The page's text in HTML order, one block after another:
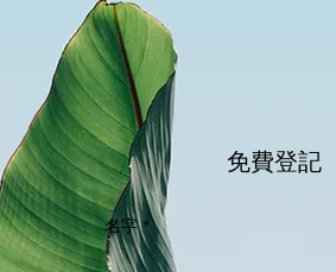
免費登記
名字